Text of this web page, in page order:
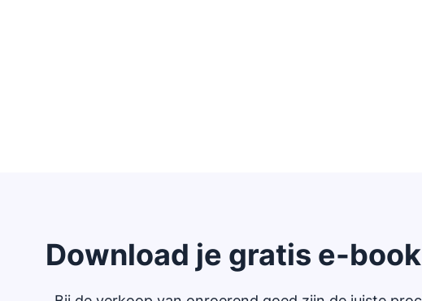
Download je gratis e-